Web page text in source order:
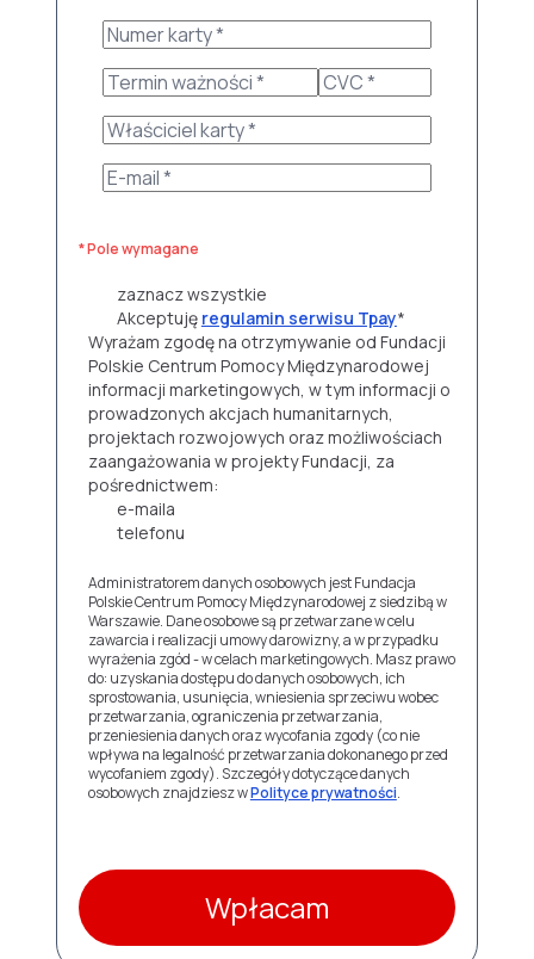
* Pole wymagane
zaznacz wszystkie
Akceptuję regulamin serwisu Tpay*
Wyrażam zgodę na otrzymywanie od Fundacji
Polskie Centrum Pomocy Międzynarodowej
informacji marketingowych, w tym informacji o
prowadzonych akcjach humanitarnych,
projektach rozwojowych oraz możliwościach
zaangażowania w projekty Fundacji, za
pośrednictwem:
e-maila
telefonu
Administratorem danych osobowych jest Fundacja
Polskie Centrum Pomocy Międzynarodowej z siedzibą w
Warszawie. Dane osobowe są przetwarzane w celu
zawarcia i realizacji umowy darowizny, a w przypadku
wyrażenia zgód - w celach marketingowych. Masz prawo
do: uzyskania dostępu do danych osobowych, ich
sprostowania, usunięcia, wniesienia sprzeciwu wobec
przetwarzania, ograniczenia przetwarzania,
przeniesienia danych oraz wycofania zgody (co nie
wpływa na legalność przetwarzania dokonanego przed
wycofaniem zgody). Szczegóły dotyczące danych
osobowych znajdziesz wPolityce prywatności.
Wpłacam